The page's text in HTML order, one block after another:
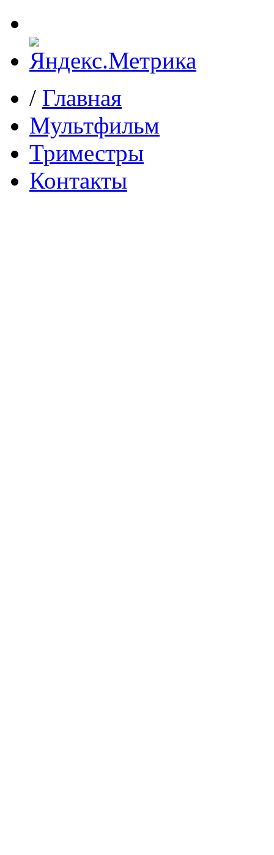
/ Главная
Мультфильм
Триместры
Контакты